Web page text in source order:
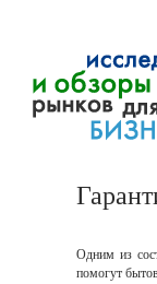
Одним из
помогут